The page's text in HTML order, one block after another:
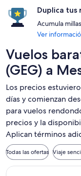
Duplica tus
Acumula
Ver
Vuelos
(GEG) a
Los precios
días y comienzan
para vuelos
precios y la
Aplican términos
Todas las ofertas Viaje
Seleccionar vuelo